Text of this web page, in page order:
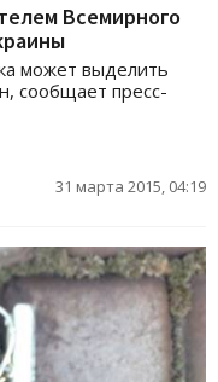
Всемирного
может выделить
сообщает пресс-
31 марта 2015, 04:19